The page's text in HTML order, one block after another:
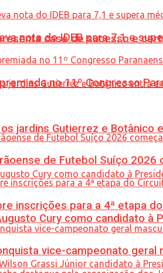
case de sucesso e
jardins Gutierrez e Botânico
Cury como candidato à
nota do IDEB para 7,1 e
no 11º Congresso
de Futebol Suíço
inscrições para a 4ª etapa
vice-campeonato